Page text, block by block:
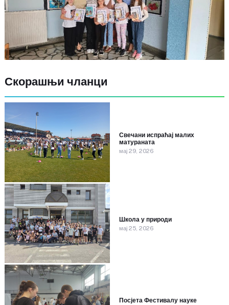
Скорашњи чланци
Свечани испраћај малих
матураната
мај 29, 2026
Школа у природи
мај 25, 2026
Посјета Фестивалу науке